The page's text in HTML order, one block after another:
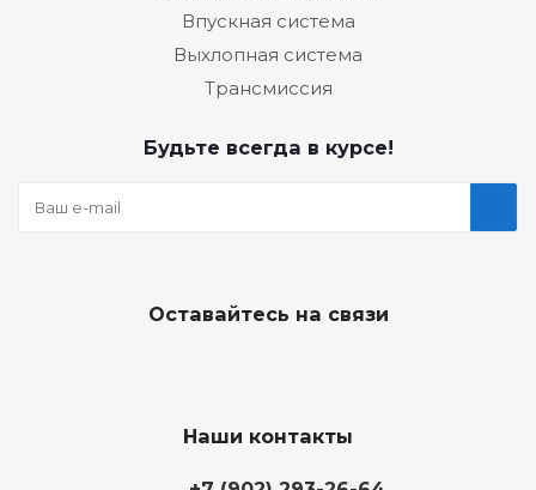
Впускная система
Выхлопная система
Трансмиссия
Будьте всегда в курсе!
Оставайтесь на связи
Наши контакты